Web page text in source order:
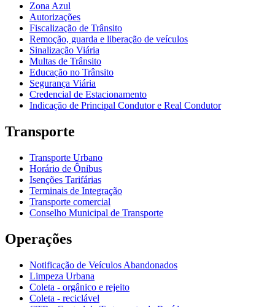
Zona Azul
Autorizações
Fiscalização de Trânsito
Remoção, guarda e liberação de veículos
Sinalização Viária
Multas de Trânsito
Educação no Trânsito
Segurança Viária
Credencial de Estacionamento
Indicação de Principal Condutor e Real Condutor
Transporte
Transporte Urbano
Horário de Ônibus
Isenções Tarifárias
Terminais de Integração
Transporte comercial
Conselho Municipal de Transporte
Operações
Notificação de Veículos Abandonados
Limpeza Urbana
Coleta - orgânico e rejeito
Coleta - reciclável